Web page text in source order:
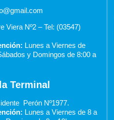
Viera Nº2 – Tel: (03547)
Lunes a Viernes de
y Domingos de 8:00 a
Terminal
Perón Nº1977.
Lunes a Viernes de 8 a